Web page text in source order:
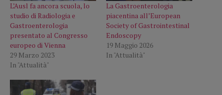
L’Ausl fa ancora scuola, lo
studio di Radiologia e
Gastroenterologia
presentato al Congresso
europeo di Vienna
29 Marzo 2023
In "Attualità"
La Gastroenterologia
piacentina all’European
Society of Gastrointestinal
Endoscopy
19 Maggio 2026
In "Attualità"